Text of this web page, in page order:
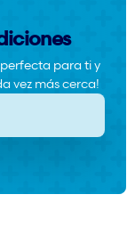
para ti y
vez más cerca!